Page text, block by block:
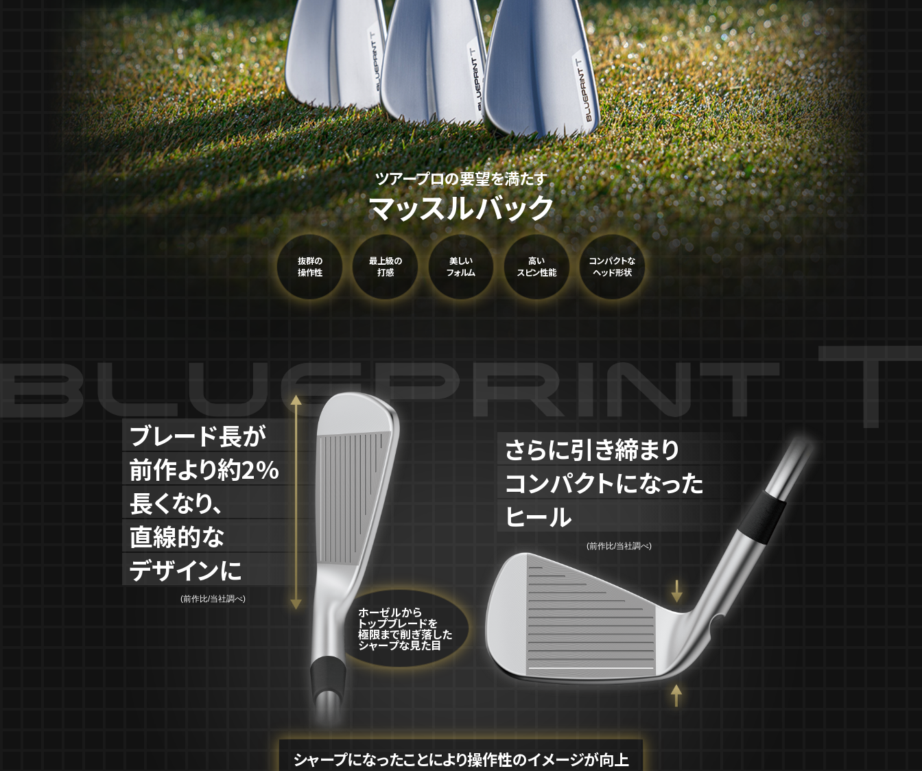
ツアープロの要望を満たす
マッスルバック
抜群の
操作性
最上級の
打感
美しい
フォルム
高い
スピ​​ン性能
コンパクトな
ヘッド形状
ホーゼルから
トップブレードを
極限まで削ぎ落した
シャープな見た目
ブレード長が
前作より約2%
長くなり、
直線的な
デザインに
(前作比/当社調べ)
さらに引き締まり
コンパクトになった
ヒール
(前作比/当社調べ)
シャープになったことにより操作性のイメージが向上